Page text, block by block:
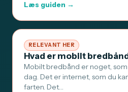
Læs guiden →
RELEVANT HER
Hvad er mobilt
Mobilt bredbånd er noget,
dag. Det er internet, som du
farten. Det…